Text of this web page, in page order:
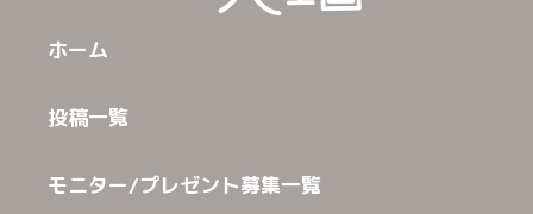
ホーム
投稿一覧
モニター/プレゼント募集一覧